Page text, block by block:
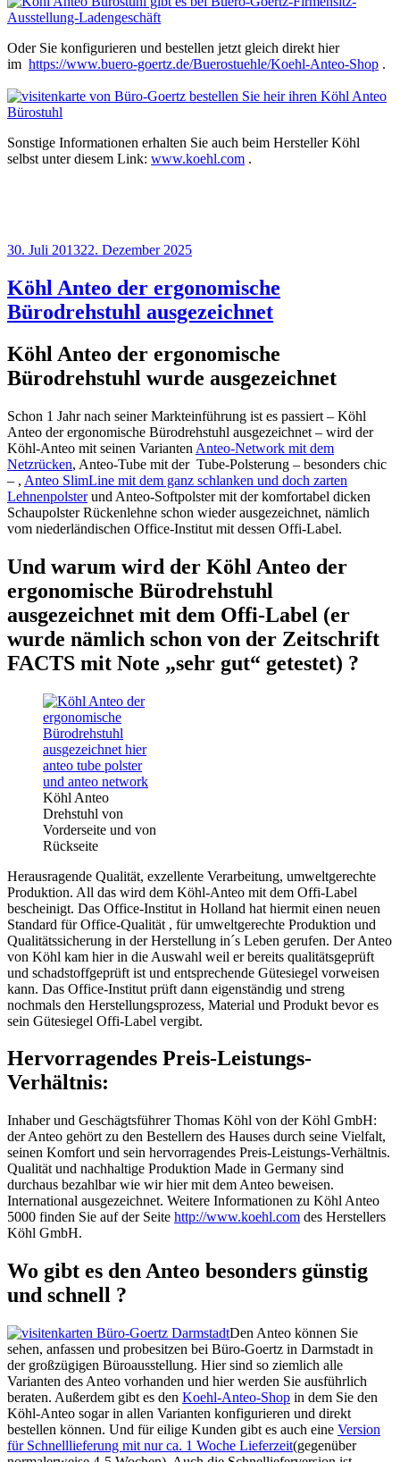
Oder Sie konfigurieren und bestellen jetzt gleich direkt hier
im https://www.buero-goertz.de/Buerostuehle/Koehl-Anteo-Shop .
Sonstige Informationen erhalten Sie auch beim Hersteller Köhl
selbst unter diesem Link: www.koehl.com .
Veröffentlicht
30. Juli 201322. Dezember 2025
Köhl Anteo der ergonomische
Bürodrehstuhl ausgezeichnet
Köhl Anteo der ergonomische
Bürodrehstuhl wurde ausgezeichnet
Schon 1 Jahr nach seiner Markteinführung ist es passiert – Köhl
Anteo der ergonomische Bürodrehstuhl ausgezeichnet – wird der
Köhl-Anteo mit seinen Varianten Anteo-Network mit dem
Netzrücken, Anteo-Tube mit der Tube-Polsterung – besonders chic
– , Anteo SlimLine mit dem ganz schlanken und doch zarten
Lehnenpolsterund Anteo-Softpolster mit der komfortabel dicken
Schaupolster Rückenlehne schon wieder ausgezeichnet, nämlich
vom niederländischen Office-Institut mit dessen Offi-Label.
Und warum wird der Köhl Anteo der
ergonomische Bürodrehstuhl
ausgezeichnet mit dem Offi-Label (er
wurde nämlich schon von der Zeitschrift
FACTS mit Note „sehr gut“ getestet) ?
Köhl Anteo
Drehstuhl von
Vorderseite und von
Rückseite
Herausragende Qualität, exzellente Verarbeitung, umweltgerechte
Produktion. All das wird dem Köhl-Anteo mit dem Offi-Label
bescheinigt. Das Office-Institut in Holland hat hiermit einen neuen
Standard für Office-Qualität , für umweltgerechte Produktion und
Qualitätssicherung in der Herstellung in´s Leben gerufen. Der Anteo
von Köhl kam hier in die Auswahl weil er bereits qualitätsgeprüft
und schadstoffgeprüft ist und entsprechende Gütesiegel vorweisen
kann. Das Office-Institut prüft dann eigenständig und streng
nochmals den Herstellungsprozess, Material und Produkt bevor es
sein Gütesiegel Offi-Label vergibt.
Hervorragendes Preis-Leistungs-
Verhältnis:
Inhaber und Geschägtsführer Thomas Köhl von der Köhl GmbH:
der Anteo gehört zu den Bestellern des Hauses durch seine Vielfalt,
seinen Komfort und sein hervorragendes Preis-Leistungs-Verhältnis.
Qualität und nachhaltige Produktion Made in Germany sind
durchaus bezahlbar wie wir hier mit dem Anteo beweisen.
International ausgezeichnet. Weitere Informationen zu Köhl Anteo
5000 finden Sie auf der Seite http://www.koehl.com des Herstellers
Köhl GmbH.
Wo gibt es den Anteo besonders günstig
und schnell ?
Den Anteo können Sie
sehen, anfassen und probesitzen bei Büro-Goertz in Darmstadt in
der großzügigen Büroausstellung. Hier sind so ziemlich alle
Varianten des Anteo vorhanden und hier werden Sie ausführlich
beraten. Außerdem gibt es den Koehl-Anteo-Shop in dem Sie den
Köhl-Anteo sogar in allen Varianten konfigurieren und direkt
bestellen können. Und für eilige Kunden gibt es auch eine Version
für Schnelllieferung mit nur ca. 1 Woche Lieferzeit(gegenüber